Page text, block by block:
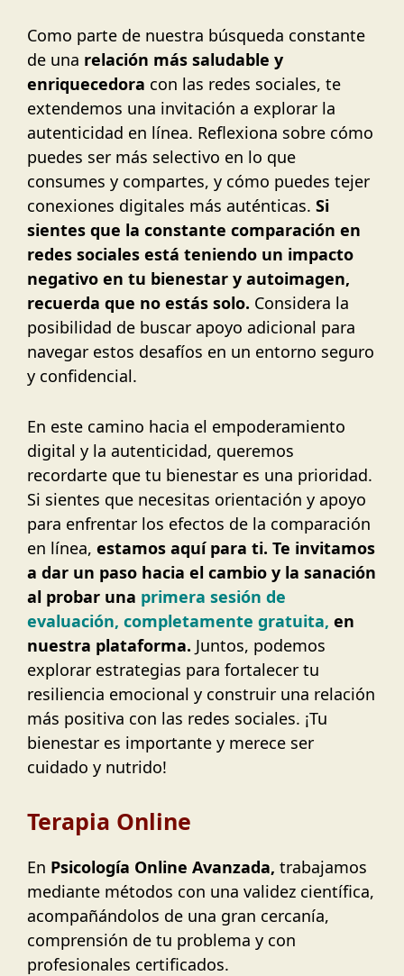
Como parte de nuestra búsqueda constante
de una relación más saludable y
enriquecedora con las redes sociales, te
extendemos una invitación a explorar la
autenticidad en línea. Reflexiona sobre cómo
puedes ser más selectivo en lo que
consumes y compartes, y cómo puedes tejer
conexiones digitales más auténticas. Si
sientes que la constante comparación en
redes sociales está teniendo un impacto
negativo en tu bienestar y autoimagen,
recuerda que no estás solo. Considera la
posibilidad de buscar apoyo adicional para
navegar estos desafíos en un entorno seguro
y confidencial.
En este camino hacia el empoderamiento
digital y la autenticidad, queremos
recordarte que tu bienestar es una prioridad.
Si sientes que necesitas orientación y apoyo
para enfrentar los efectos de la comparación
en línea, estamos aquí para ti. Te invitamos
a dar un paso hacia el cambio y la sanación
al probar una primera sesión de
evaluación, completamente gratuita, en
nuestra plataforma. Juntos, podemos
explorar estrategias para fortalecer tu
resiliencia emocional y construir una relación
más positiva con las redes sociales. ¡Tu
bienestar es importante y merece ser
cuidado y nutrido!
Terapia Online
En Psicología Online Avanzada, trabajamos
mediante métodos con una validez científica,
acompañándolos de una gran cercanía,
comprensión de tu problema y con
profesionales certificados.